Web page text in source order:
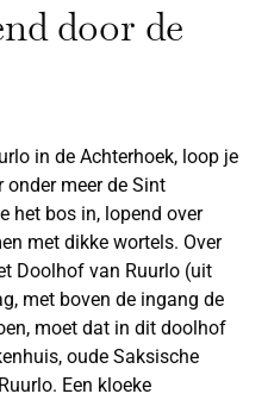
door de
in de Achterhoek, loop je
onder meer de Sint
het bos in, lopend over
met dikke wortels. Over
Doolhof van Ruurlo (uit
met boven de ingang de
moet dat in dit doolhof
oude Saksische
Een kloeke